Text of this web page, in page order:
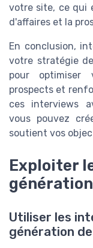
votre site, ce qui
d'affaires et la
En conclusion,
votre stratégie
pour optimiser
prospects et
ces interviews
vous pouvez
soutient vos
Exploiter
Utiliser les
génération